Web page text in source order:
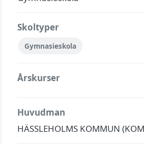
Skoltyper
Gymnasieskola
Årskurser
Huvudman
HÄSSLEHOLMS KOMMUN